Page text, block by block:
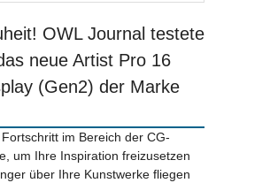
OWL Journal testete
neue Artist Pro 16
(Gen2) der Marke
im Bereich der CG-
um Ihre Inspiration freizusetzen
über Ihre Kunstwerke fliegen